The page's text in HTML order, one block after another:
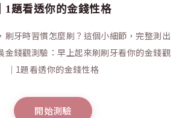
｜1題看透你的金錢性格
刷牙時習慣怎麼刷？這個小細節，完整測出
金錢觀測驗：早上起來刷刷牙看你的金錢觀
｜1題看透你的金錢性格
開始測驗